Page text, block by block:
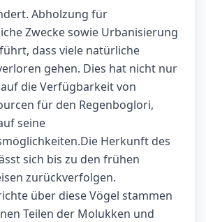
Abholzung für
Zwecke sowie Urbanisierung
dass viele natürliche
gehen. Dies hat nicht nur
die Verfügbarkeit von
für den Regenboglori,
seine
Herkunft des
sich bis zu den frühen
zurückverfolgen.
über diese Vögel stammen
Teilen der Molukken und